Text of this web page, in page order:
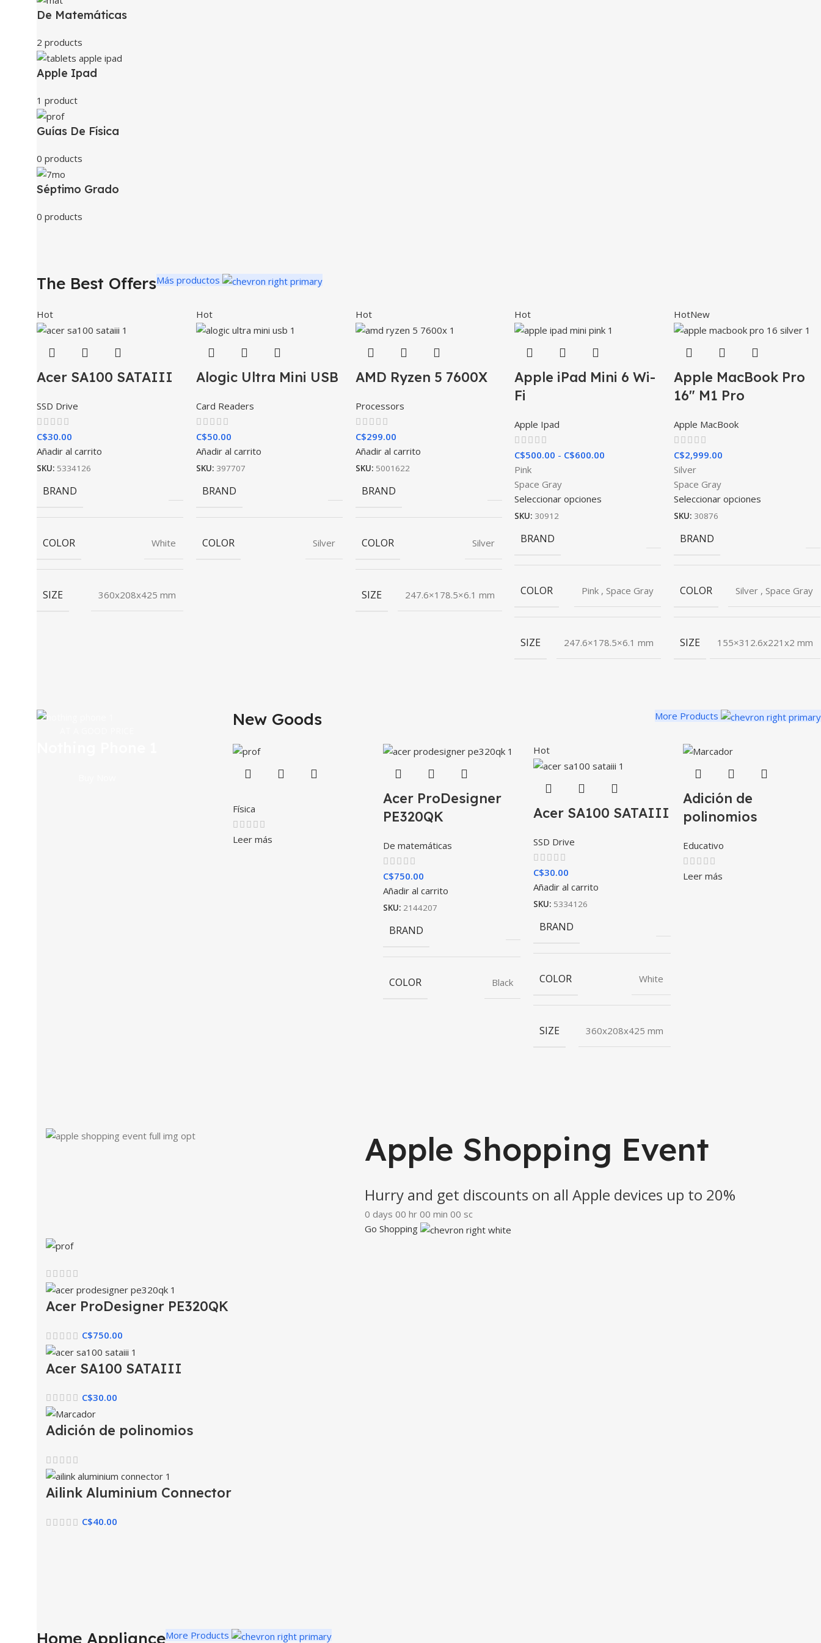
De Matemáticas
2 products
Apple Ipad
1 product
Guías De Física
0 products
Séptimo Grado
0 products
The Best OffersMás productos
Hot
Acer SA100 SATAIII
SSD Drive
C$30.00
Añadir al carrito
SKU: 5334126
BRAND
COLOR White
SIZE 360x208x425 mm
Hot
Alogic Ultra Mini USB
Card Readers
C$50.00
Añadir al carrito
SKU: 397707
BRAND
COLOR Silver
Hot
AMD Ryzen 5 7600X
Processors
C$299.00
Añadir al carrito
SKU: 5001622
BRAND
COLOR Silver
SIZE 247.6×178.5×6.1 mm
Hot
Apple iPad Mini 6 Wi-
Fi
Apple Ipad
C$500.00 - C$600.00
Pink
Space Gray
Seleccionar opciones
SKU: 30912
BRAND
COLOR Pink ,Space Gray
SIZE 247.6×178.5×6.1 mm
HotNew
Apple MacBook Pro
16″ M1 Pro
Apple MacBook
C$2,999.00
Silver
Space Gray
Seleccionar opciones
SKU: 30876
BRAND
COLOR Silver ,Space Gray
SIZE 155×312.6x221x2 mm
New Goods More Products
Física
Leer más
Acer ProDesigner
PE320QK
De matemáticas
C$750.00
Añadir al carrito
SKU: 2144207
BRAND
COLOR Black
Hot
Acer SA100 SATAIII
SSD Drive
C$30.00
Añadir al carrito
SKU: 5334126
BRAND
COLOR White
SIZE 360x208x425 mm
Adición de
polinomios
Educativo
Leer más
Apple Shopping Event
Hurry and get discounts on all Apple devices up to 20%
0 days 00 hr 00 min 00 sc
Go Shopping
Acer ProDesigner PE320QK
C$750.00
Acer SA100 SATAIII
C$30.00
Adición de polinomios
Ailink Aluminium Connector
C$40.00
Home ApplianceMore Products